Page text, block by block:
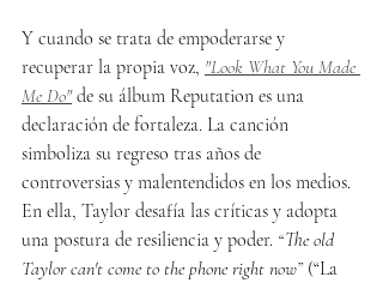
Y cuando se trata de empoderarse y
recuperar la propia voz, "Look What You Made
Me Do" de su álbum Reputation es una
declaración de fortaleza. La canción
simboliza su regreso tras años de
controversias y malentendidos en los medios.
En ella, Taylor desafía las críticas y adopta
una postura de resiliencia y poder. “The old
Taylor can't come to the phone right now” (“La